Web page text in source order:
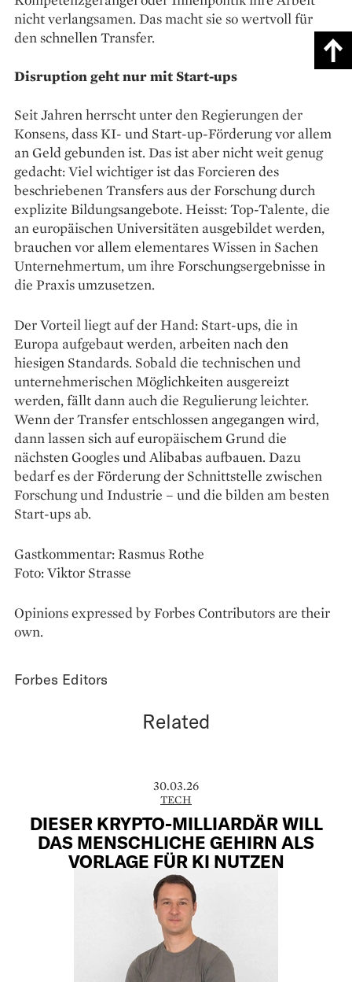
nicht verlangsamen. Das macht sie so wertvoll für
den schnellen Transfer.
Disruption geht nur mit Start-ups
Seit Jahren herrscht unter den Regierungen der
Konsens, dass KI- und Start-up-Förderung vor allem
an Geld gebunden ist. Das ist aber nicht weit genug
gedacht: Viel wichtiger ist das Forcieren des
beschriebenen Transfers aus der Forschung durch
explizite Bildungsangebote. Heisst: Top-Talente, die
an europäischen Universitäten ausgebildet werden,
brauchen vor allem elementares Wissen in Sachen
Unternehmertum, um ihre Forschungsergebnisse in
die Praxis umzusetzen.
Der Vorteil liegt auf der Hand: Start-ups, die in
Europa aufgebaut werden, arbeiten nach den
hiesigen Standards. Sobald die technischen und
unternehmerischen Möglichkeiten ausgereizt
werden, fällt dann auch die Regulierung leichter.
Wenn der Transfer entschlossen angegangen wird,
dann lassen sich auf europäischem Grund die
nächsten Googles und Alibabas aufbauen. Dazu
bedarf es der Förderung der Schnittstelle zwischen
Forschung und Industrie – und die bilden am besten
Start-ups ab.
Gastkommentar: Rasmus Rothe
Foto: Viktor Strasse
Opinions expressed by Forbes Contributors are their
own.
Forbes Editors
Related
30.03.26
TECH
DIESER KRYPTO-MILLIARDÄR WILL
DAS MENSCHLICHE GEHIRN ALS
VORLAGE FÜR KI NUTZEN